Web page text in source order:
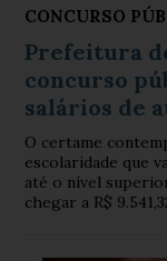
CONCURSO
Prefeitura
concurso
salários de
O certame
escolaridade que
até o nível
chegar a R$